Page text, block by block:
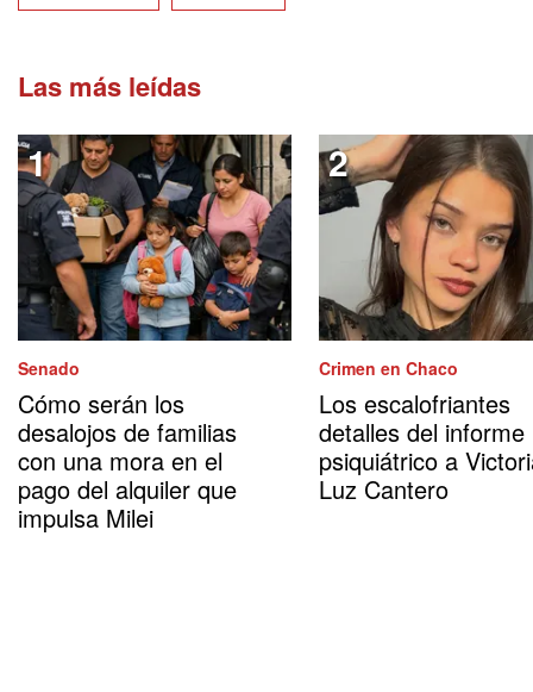
Las más leídas
Senado
Cómo serán los
desalojos de familias
con una mora en el
pago del alquiler que
impulsa Milei
Crimen en Chaco
Los escalofriantes
detalles del informe
psiquiátrico a
Luz Cantero